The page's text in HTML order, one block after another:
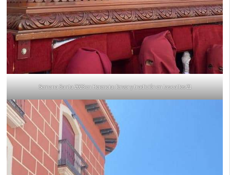
Semana Santa 2023 en Herencia: fervor y tradición en las calles 21